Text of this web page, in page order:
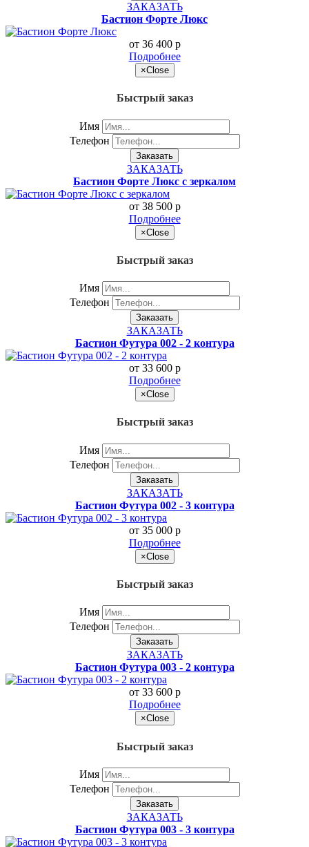
ЗАКАЗАТЬ
Бастион Форте Люкс
от 36 400 p
Подробнее
×Close
Быстрый заказ
Имя
Телефон
Заказать
ЗАКАЗАТЬ
Бастион Форте Люкс с зеркалом
от 38 500 p
Подробнее
×Close
Быстрый заказ
Имя
Телефон
Заказать
ЗАКАЗАТЬ
Бастион Футура 002 - 2 контура
от 33 600 p
Подробнее
×Close
Быстрый заказ
Имя
Телефон
Заказать
ЗАКАЗАТЬ
Бастион Футура 002 - 3 контура
от 35 000 p
Подробнее
×Close
Быстрый заказ
Имя
Телефон
Заказать
ЗАКАЗАТЬ
Бастион Футура 003 - 2 контура
от 33 600 p
Подробнее
×Close
Быстрый заказ
Имя
Телефон
Заказать
ЗАКАЗАТЬ
Бастион Футура 003 - 3 контура